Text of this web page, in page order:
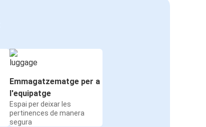
Emmagatzematge per a
l'equipatge
Espai per deixar les
pertinences de manera
segura